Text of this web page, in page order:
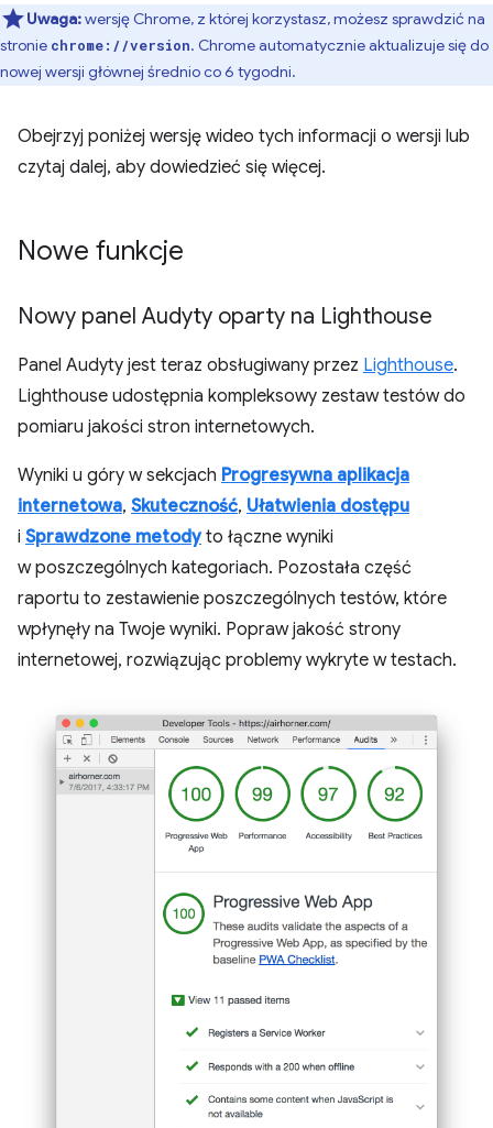
Uwaga:wersję Chrome, z której korzystasz, możesz sprawdzić na
stronie chrome://version. Chrome automatycznie aktualizuje się do
nowej wersji głównej średnio co 6 tygodni.
Obejrzyj poniżej wersję wideo tych informacji o wersji lub
czytaj dalej, aby dowiedzieć się więcej.
Nowe funkcje
Nowy panel Audyty oparty na Lighthouse
Panel Audyty jest teraz obsługiwany przez Lighthouse.
Lighthouse udostępnia kompleksowy zestaw testów do
pomiaru jakości stron internetowych.
Wyniki u góry w sekcjach Progresywna aplikacja
internetowa, Skuteczność, Ułatwienia dostępu
i Sprawdzone metodyto łączne wyniki
w poszczególnych kategoriach. Pozostała część
raportu to zestawienie poszczególnych testów, które
wpłynęły na Twoje wyniki. Popraw jakość strony
internetowej, rozwiązując problemy wykryte w testach.